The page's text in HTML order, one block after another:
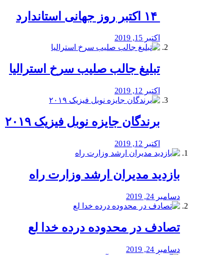
اکتبر 15, 2019
تبلیغ جالب صلیب سرخ استرالیا
اکتبر 12, 2019
برندگان جایزه نوبل فیزیک ۲۰۱۹
اکتبر 12, 2019
بازدید مدیران ارشد وزارت راه
دسامبر 24, 2019
تصادف در محدوده درده خدا لع
دسامبر 24, 2019